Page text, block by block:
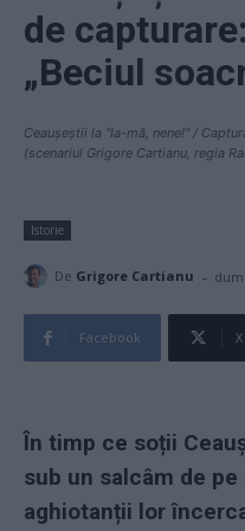
de
„Beciul
Ceaușeștii la "Ia-mă, nene!" /
(scenariul Grigore Cartianu, regia
Istorie
De Grigore Cartianu -
Facebook X
În timp ce soții
sub un salcâm de
aghiotanții lor